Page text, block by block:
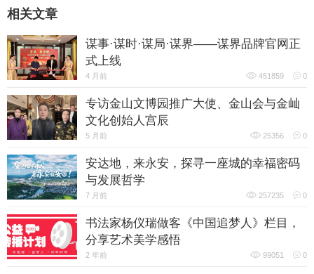
相关文章
谋事·谋时·谋局·谋界——谋界品牌官网正
式上线
4 月前 451859 0
专访金山文博园推广大使、金山会与金屾
文化创始人宫辰
5 月前 25356 0
安达地，来永安，探寻一座城的幸福密码
与发展哲学
7 月前 257235 0
书法家杨仪瑞做客《中国追梦人》栏目，
分享艺术美学感悟
2 年前 99051 0